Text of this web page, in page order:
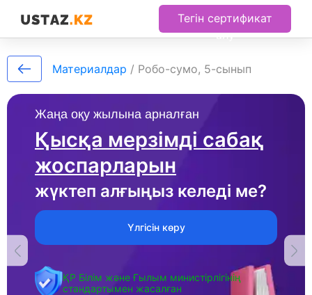
Тегін сертификат
алу
Жаңа оқу жылына арналған
Қысқа мерзімді сабақ
жоспарларын
жүктеп алғыңыз келеді ме?
Үлгісін көру
ҚР Білім және Ғылым министірлігінің
стандартымен жасалған
Материалдар / Робо-сумо, 5-сынып